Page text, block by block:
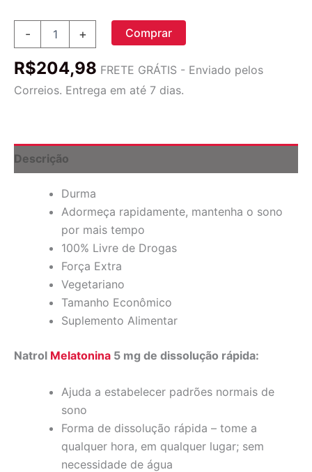
-
Melatonina,
Rápida,
Extra,
150
Comprimidos
+ Comprar
R$204,98 FRETE GRÁTIS - Enviado pelos
Correios. Entrega em até 7 dias.
Descrição
Durma
Adormeça rapidamente, mantenha o sono
por mais tempo
100% Livre de Drogas
Força Extra
Vegetariano
Tamanho Econômico
Suplemento Alimentar
Natrol Melatonina 5 mg de dissolução rápida:
Ajuda a estabelecer padrões normais de
sono
Forma de dissolução rápida – tome a
qualquer hora, em qualquer lugar; sem
necessidade de água